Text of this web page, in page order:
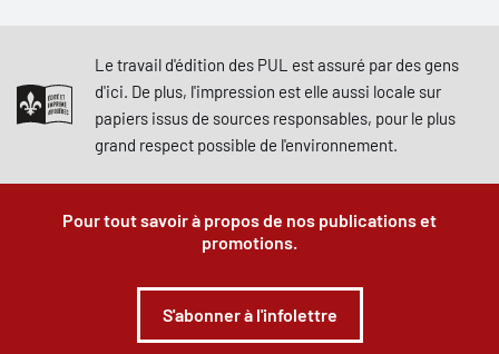
Le travail d'édition des PUL est assuré par des gens
d'ici. De plus, l'impression est elle aussi locale sur
papiers issus de sources responsables, pour le plus
grand respect possible de l'environnement.
Pour tout savoir à propos de nos publications et
promotions.
S'abonner à l'infolettre